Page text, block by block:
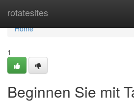
rotatesites
Home
Home
1
Beginnen Sie mit